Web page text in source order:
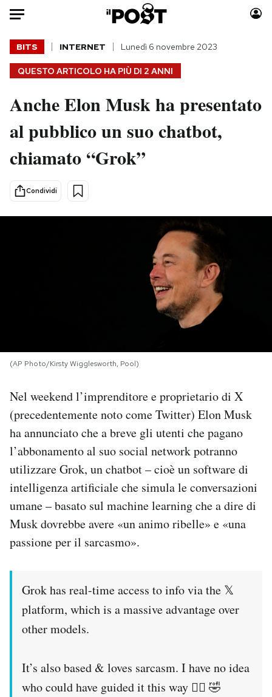
Auto
HOME
Italia
Politica
Tecnologia
Scienza
Moda
Consumismi
Altrecose
Mondiali calcio 2026
SHOP
CALENDARIO
AREA PERSONALE
Area Personale
Newsletter
Hai bisogno di aiuto?
QUESTO ARTICOLO HA PIÙ DI 2 ANNI
BITS INTERNET Lunedì 6 novembre 2023
Anche Elon Musk ha presentato
al pubblico un suo chatbot,
chiamato “Grok”
Condividi
(AP Photo/Kirsty Wigglesworth, Pool)
Nel weekend l’imprenditore e proprietario di X
(precedentemente noto come Twitter) Elon Musk
ha annunciato che a breve gli utenti che pagano
l’abbonamento al suo social network potranno
utilizzare Grok, un chatbot – cioè un software di
intelligenza artificiale che simula le conversazioni
umane – basato sul machine learning che a dire di
Musk dovrebbe avere «un animo ribelle» e «una
passione per il sarcasmo».
Grok has real-time access to info via the 𝕏
platform, which is a massive advantage over
other models.
It’s also based & loves sarcasm. I have no idea
who could have guided it this way 🤷‍♂️ 🤣